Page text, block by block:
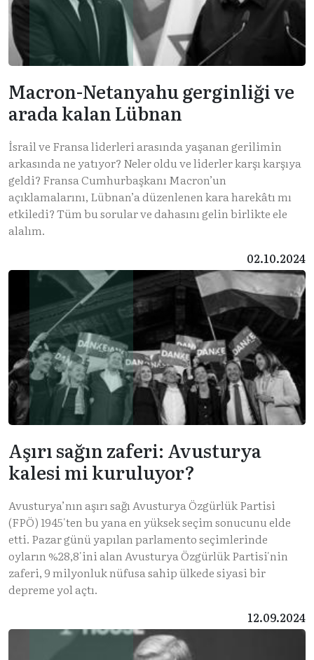
Macron-Netanyahu gerginliği ve
arada kalan Lübnan
İsrail ve Fransa liderleri arasında yaşanan gerilimin
arkasında ne yatıyor? Neler oldu ve liderler karşı karşıya
geldi? Fransa Cumhurbaşkanı Macron’un
açıklamalarını, Lübnan’a düzenlenen kara harekâtı mı
etkiledi? Tüm bu sorular ve dahasını gelin birlikte ele
alalım.
02.10.2024
Aşırı sağın zaferi: Avusturya
kalesi mi kuruluyor?
Avusturya’nın aşırı sağı Avusturya Özgürlük Partisi
(FPÖ) 1945'ten bu yana en yüksek seçim sonucunu elde
etti. Pazar günü yapılan parlamento seçimlerinde
oyların %28,8'ini alan Avusturya Özgürlük Partisi'nin
zaferi, 9 milyonluk nüfusa sahip ülkede siyasi bir
depreme yol açtı.
12.09.2024